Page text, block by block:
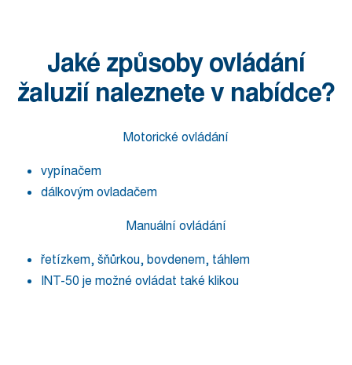
Jaké způsoby ovládání
žaluzií naleznete v nabídce?
Motorické ovládání
vypínačem
dálkovým ovladačem
Manuální ovládání
řetízkem, šňůrkou, bovdenem, táhlem
INT-50 je možné ovládat také klikou